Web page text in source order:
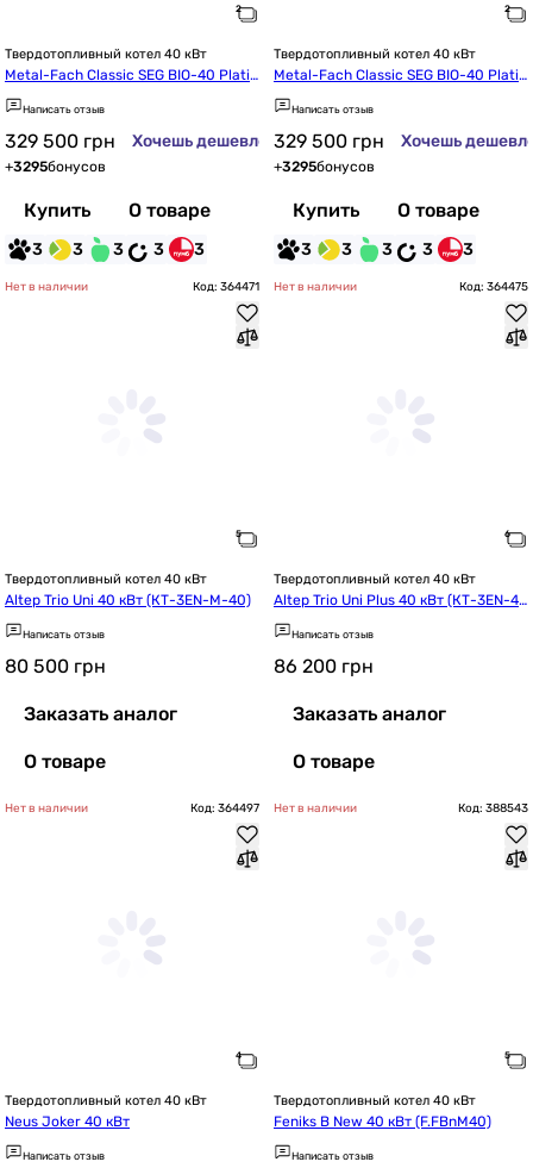
Твердотопливный котел 40 кВт
Metal-Fach Classic SEG BIO-40 Platin
um Left 40 kW+лямбда зонд (300-40
0 кв.м)
Написать отзыв
329 500 грн Хочешь дешевле?
+3295бонусов
Купить О товаре
3 3 3 3 3
Твердотопливный котел 40 кВт
Metal-Fach Classic SEG BIO-40 Platin
um Right 40 kW+лямбда зонд (300-4
00 кв.м)
Написать отзыв
329 500 грн Хочешь
+3295бонусов
Купить О товаре
3 3 3 3 3
Нет в наличии Код: 364471
Твердотопливный котел 40 кВт
Altep Trio Uni 40 кВт (КТ-3EN-M-40)
Написать отзыв
80 500 грн
Заказать аналог
О товаре
Нет в наличии Код: 364475
Твердотопливный котел 40 кВт
Altep Trio Uni Plus 40 кВт (КТ-3EN-4
0)
Написать отзыв
86 200 грн
Заказать аналог
О товаре
Нет в наличии Код: 364497
Твердотопливный котел 40 кВт
Neus Joker 40 кВт
Написать отзыв
Нет в наличии Код: 388543
Твердотопливный котел 40 кВт
Feniks B New 40 кВт (F.FBnM40)
Написать отзыв